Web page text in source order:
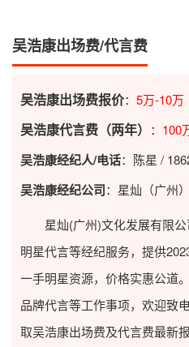
吴浩康出场费/代言费
吴浩康出场费报价： 5万-10万
吴浩康代言费（两年） ： 100
吴浩康经纪人/电话：陈星 /
吴浩康经纪公司：星灿（广州
星灿(广州)文化发展有限公
明星代言等经纪服务，提供
一手明星资源，价格实惠公道
品牌代言等工作事项，欢迎
取吴浩康出场费及代言费最新报